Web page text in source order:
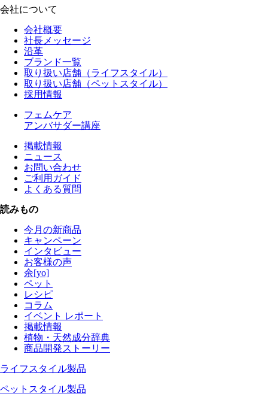
会社について
会社概要
社長メッセージ
沿革
ブランド一覧
取り扱い店舗（ライフスタイル）
取り扱い店舗（ペットスタイル）
採用情報
フェムケア
アンバサダー講座
掲載情報
ニュース
お問い合わせ
ご利用ガイド
よくある質問
読みもの
今月の新商品
キャンペーン
インタビュー
お客様の声
余[yo]
ペット
レシピ
コラム
イベント レポート
掲載情報
植物・天然成分辞典
商品開発ストーリー
ライフスタイル製品
ペットスタイル製品